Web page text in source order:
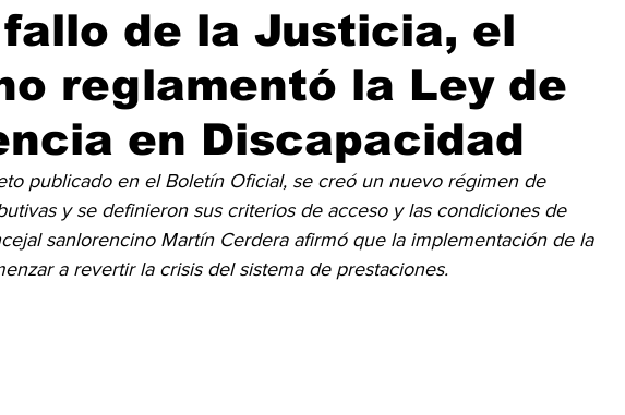
San Lorenzo Pujato Turismo Economía Liga Sanlorencina
Fútbol
de la Justicia, el
reglamentó la Ley de
en Discapacidad
publicado en el Boletín Oficial, se creó un nuevo régimen de
y se definieron sus criterios de acceso y las condiciones de
sanlorencino Martín Cerdera afirmó que la implementación de la
a revertir la crisis del sistema de prestaciones.